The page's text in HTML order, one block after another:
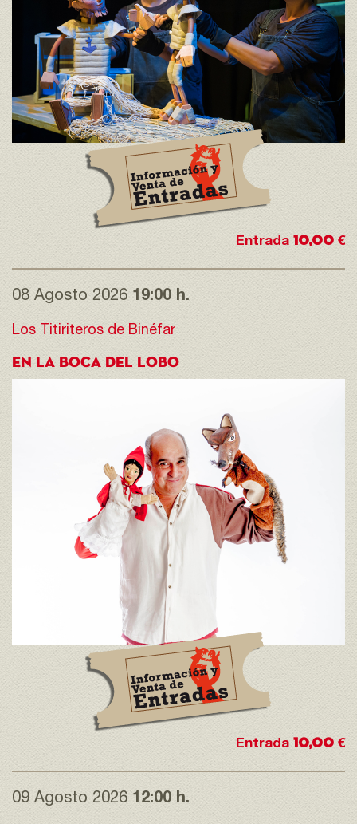
Entrada 10,00 €
08 Agosto 2026 19:00 h.
Los Titiriteros de Binéfar
EN LA BOCA DEL LOBO
Entrada 10,00 €
09 Agosto 2026 12:00 h.